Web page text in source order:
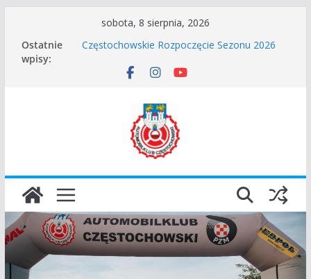
treści
sobota, 8 sierpnia, 2026
Ostatnie
wpisy:
I Gliwicki Classic Sprint o Puchar Prezydenta
Miasta Gliwice
Zgłoszenie – Częstochowskie Zakończenie
45 Rajd Częstochowski zostaje odwołany.
VROOOM Classic Race Event 2026